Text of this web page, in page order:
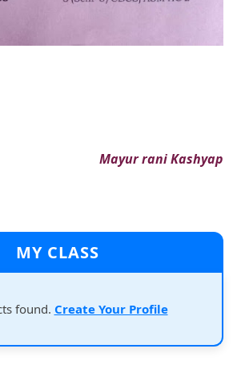
Mayur rani Kashyap
MY CLASS
found. Create Your Profile